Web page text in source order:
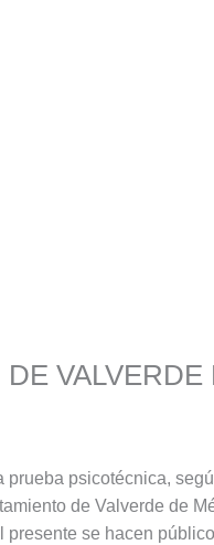
psicotécnica,
de Valverde de
se hacen